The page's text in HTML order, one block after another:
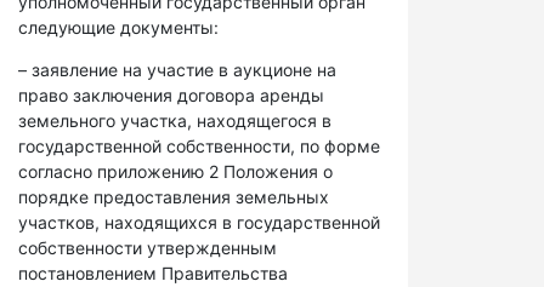
следующие документы:
– заявление на участие в аукционе на
право заключения договора аренды
земельного участка, находящегося в
государственной собственности, по форме
согласно приложению 2 Положения о
порядке предоставления земельных
участков, находящихся в государственной
собственности утвержденным
постановлением Правительства